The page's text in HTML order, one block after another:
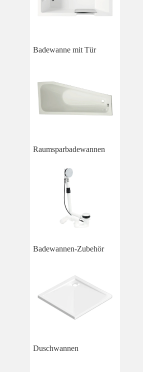
Badewanne mit Tür
Raumsparbadewannen
Badewannen-Zubehör
Duschwannen